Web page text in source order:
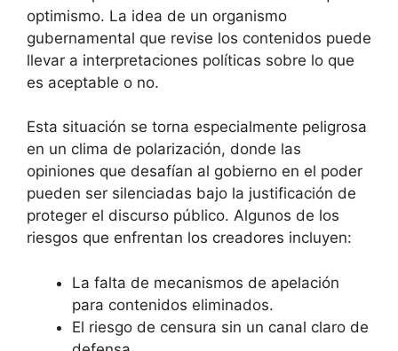
optimismo. La idea de un organismo
gubernamental que revise los contenidos puede
llevar a interpretaciones políticas sobre lo que
es aceptable o no.
Esta situación se torna especialmente peligrosa
en un clima de polarización, donde las
opiniones que desafían al gobierno en el poder
pueden ser silenciadas bajo la justificación de
proteger el discurso público. Algunos de los
riesgos que enfrentan los creadores incluyen:
La falta de mecanismos de apelación
para contenidos eliminados.
El riesgo de censura sin un canal claro de